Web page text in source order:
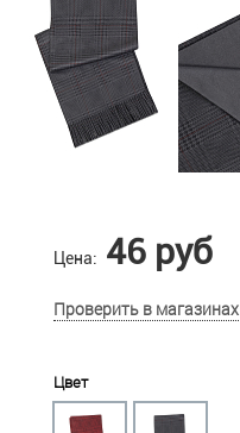
Цена: 46 руб
Проверить в магазинах
Цвет